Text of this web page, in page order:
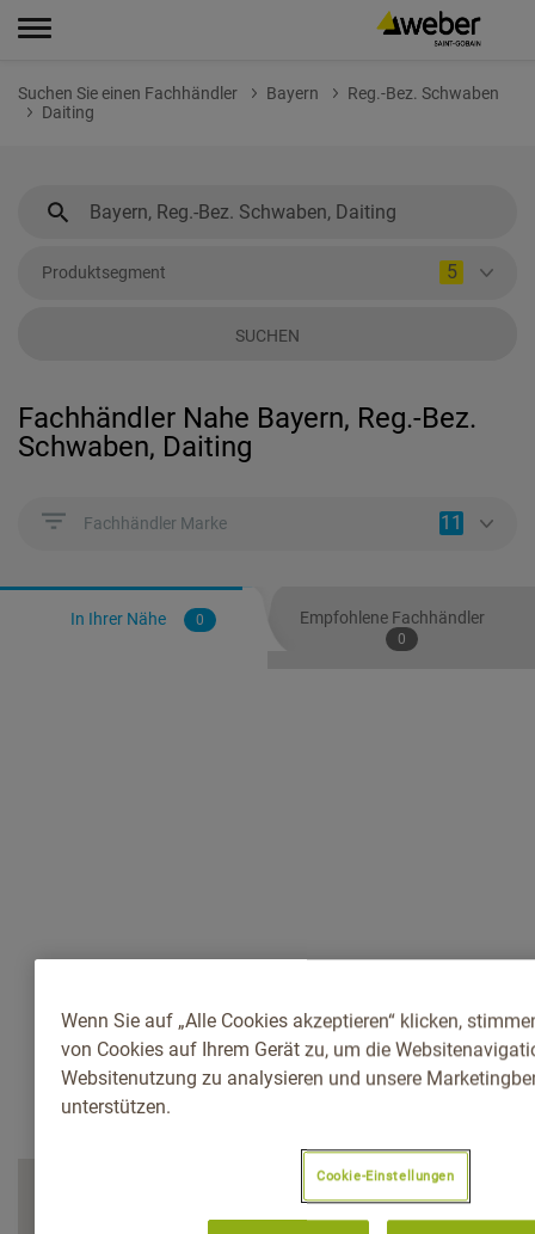
Suchen Sie einen Fachhändler Bayern
Reg.-Bez. Schwaben
Daiting
Produktsegment 5
SUCHEN
Fachhändler Nahe Bayern, Reg.-Bez.
Schwaben, Daiting
Fachhändler Marke 11
In Ihrer Nähe 0 Empfohlene Fachhändler
0
Wenn Sie auf „Alle Cookies akzeptieren“ klicken,
von Cookies auf Ihrem Gerät zu, um die
Websitenutzung zu analysieren und unsere
unterstützen.
Cookie-Einstellungen